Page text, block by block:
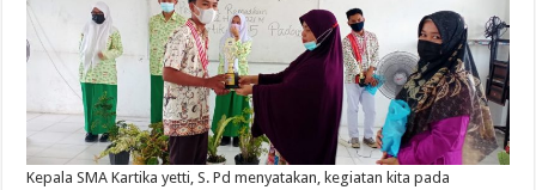
Kepala SMA Kartika yetti, S. Pd menyatakan, kegiatan kita pada